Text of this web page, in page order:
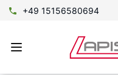
+49 15156580694